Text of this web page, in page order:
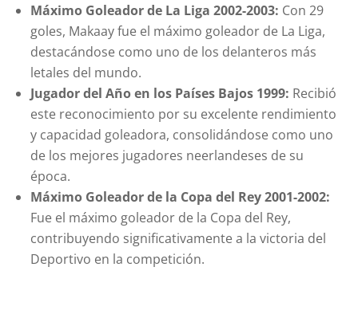
Máximo Goleador de La Liga 2002-2003: Con 29
goles, Makaay fue el máximo goleador de La Liga,
destacándose como uno de los delanteros más
letales del mundo.
Jugador del Año en los Países Bajos 1999: Recibió
este reconocimiento por su excelente rendimiento
y capacidad goleadora, consolidándose como uno
de los mejores jugadores neerlandeses de su
época.
Máximo Goleador de la Copa del Rey 2001-2002:
Fue el máximo goleador de la Copa del Rey,
contribuyendo significativamente a la victoria del
Deportivo en la competición.